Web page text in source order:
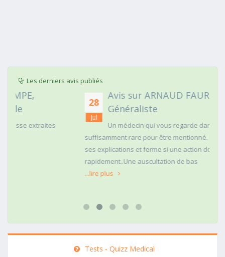
Les derniers avis publiés
28
Avis sur ARNAUD FAURIE, Médecin
Généraliste
Un médecin qui vous regarde dans les yeux c'est
suffisamment rare pour être mentionné. Posé,clair dans
ses explications et ferme si une action doit être menée
rapidement..Une auscultation de bas
Tests - Quizz Medical